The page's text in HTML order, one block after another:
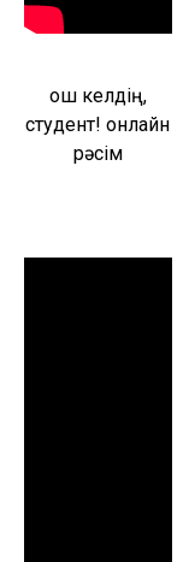
Қош келдің,
студент! онлайн
рәсім